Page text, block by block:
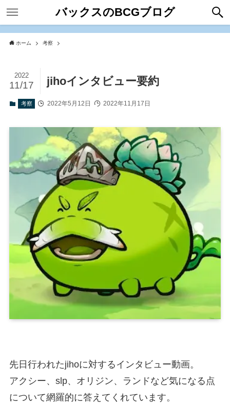
バックスのBCGブログ
ホーム 考察
jihoインタビュー要約
2022
11/17
考察 2022年5月12日 2022年11月17日
先日行われたjihoに対するインタビュー動画。
アクシー、slp、オリジン、ランドなど気になる点
について網羅的に答えてくれています。